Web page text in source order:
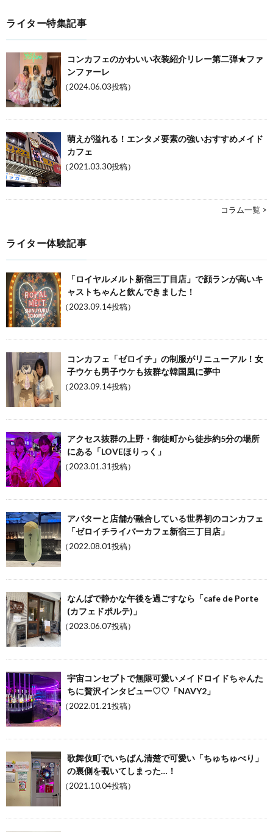
ライター特集記事
コンカフェのかわいい衣装紹介リレー第二弾★ファ
ンファーレ
（2024.06.03投稿）
萌えが溢れる！エンタメ要素の強いおすすめメイド
カフェ
（2021.03.30投稿）
コラム一覧 >
ライター体験記事
「ロイヤルメルト新宿三丁目店」で顔ランが高いキ
ャストちゃんと飲んできました！
（2023.09.14投稿）
コンカフェ「ゼロイチ」の制服がリニューアル！女
子ウケも男子ウケも抜群な韓国風に夢中
（2023.09.14投稿）
アクセス抜群の上野・御徒町から徒歩約5分の場所
にある「LOVEほりっく」
（2023.01.31投稿）
アバターと店舗が融合している世界初のコンカフェ
「ゼロイチライバーカフェ新宿三丁目店」
（2022.08.01投稿）
なんばで静かな午後を過ごすなら「cafe de Porte
(カフェドポルテ)」
（2023.06.07投稿）
宇宙コンセプトで無限可愛いメイドロイドちゃんた
ちに贅沢インタビュー♡♡「NAVY2」
（2022.01.21投稿）
歌舞伎町でいちばん清楚で可愛い「ちゅちゅべり」
の裏側を覗いてしまった…！
（2021.10.04投稿）